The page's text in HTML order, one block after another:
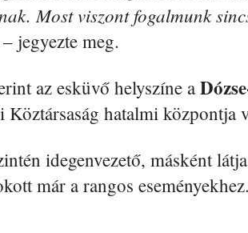
Most viszont fogalmunk
– jegyezte meg.
az esküvő helyszíne a
Köztársaság hatalmi központja
idegenvezető, másként
már a rangos eseményekhez.